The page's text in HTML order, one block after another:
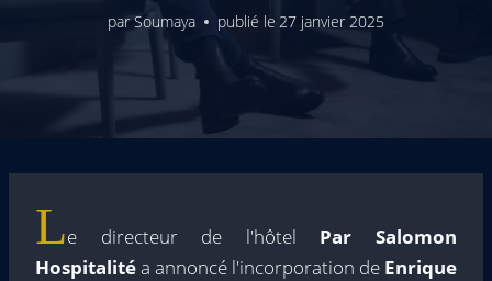
parSoumaya publié le 27 janvier 2025
Le directeur de l'hôtel Par Salomon
Hospitalitéa annoncé l'incorporation de Enrique